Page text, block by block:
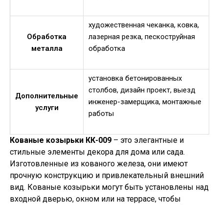
Обработка
металла
художественная чеканка, ковка,
лазерная резка, пескоструйная
обработка
Дополнительные
услуги
установка бетонированных
столбов, дизайн проект, выезд
инженер-замерщика, монтажные
работы
Кованые козырьки КК-009 – это элегантные и
стильные элементы декора для дома или сада.
Изготовленные из кованого железа, они имеют
прочную конструкцию и привлекательный внешний
вид. Кованые козырьки могут быть установлены над
входной дверью, окном или на террасе, чтобы